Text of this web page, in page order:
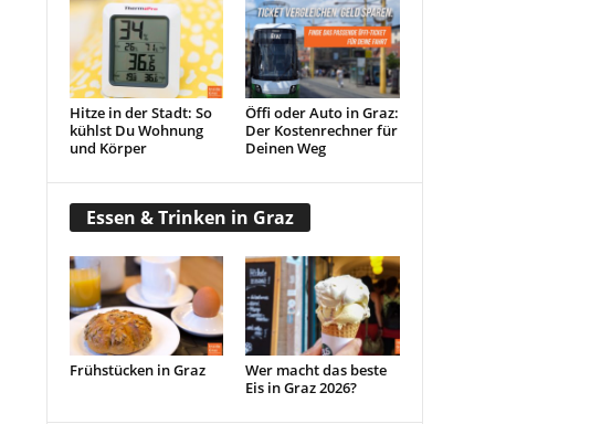
Hitze in der Stadt: So
kühlst Du Wohnung
und Körper
Öffi oder Auto in Graz:
Der Kostenrechner für
Deinen Weg
Essen & Trinken in Graz
Frühstücken in Graz
Wer macht das beste
Eis in Graz 2026?